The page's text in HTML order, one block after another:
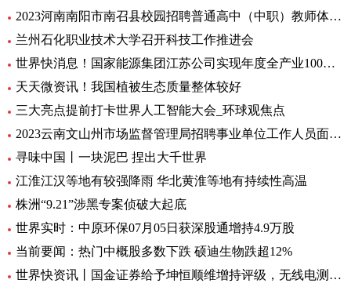
2023河南南阳市南召县校园招聘普通高中（中职）教师体检公告 全球消息
兰州石化职业技术大学召开科技工作推进会
世界快消息！国家能源集团江苏公司实现年度全产业100%绿电消费
天天微资讯！我国植被生态质量整体较好
三大亮点提前打卡世界人工智能大会_环球观焦点
2023云南文山州市场监督管理局招聘事业单位工作人员面试通告
寻味中国丨一块泥巴 捏出大千世界
江淮江汉等地有较强降雨 华北黄淮等地有持续性高温
株洲“9.21”涉黑专案侦破大起底
世界实时：中原环保07月05日获深股通增持4.9万股
当前要闻：热门中概股多数下跌 硕迪生物跌超12%
世界快资讯丨国金证券给予坤恒顺维增持评级，无线电测量仿真龙头，新品打开增长极